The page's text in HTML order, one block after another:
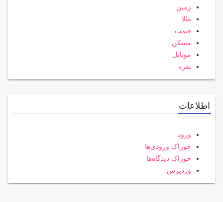
زمین
طلا
قیمت
مسکن
موبایل
نقره
اطلاعات
ورود
خوراک ورودی‌ها
خوراک دیدگاه‌ها
وردپرس